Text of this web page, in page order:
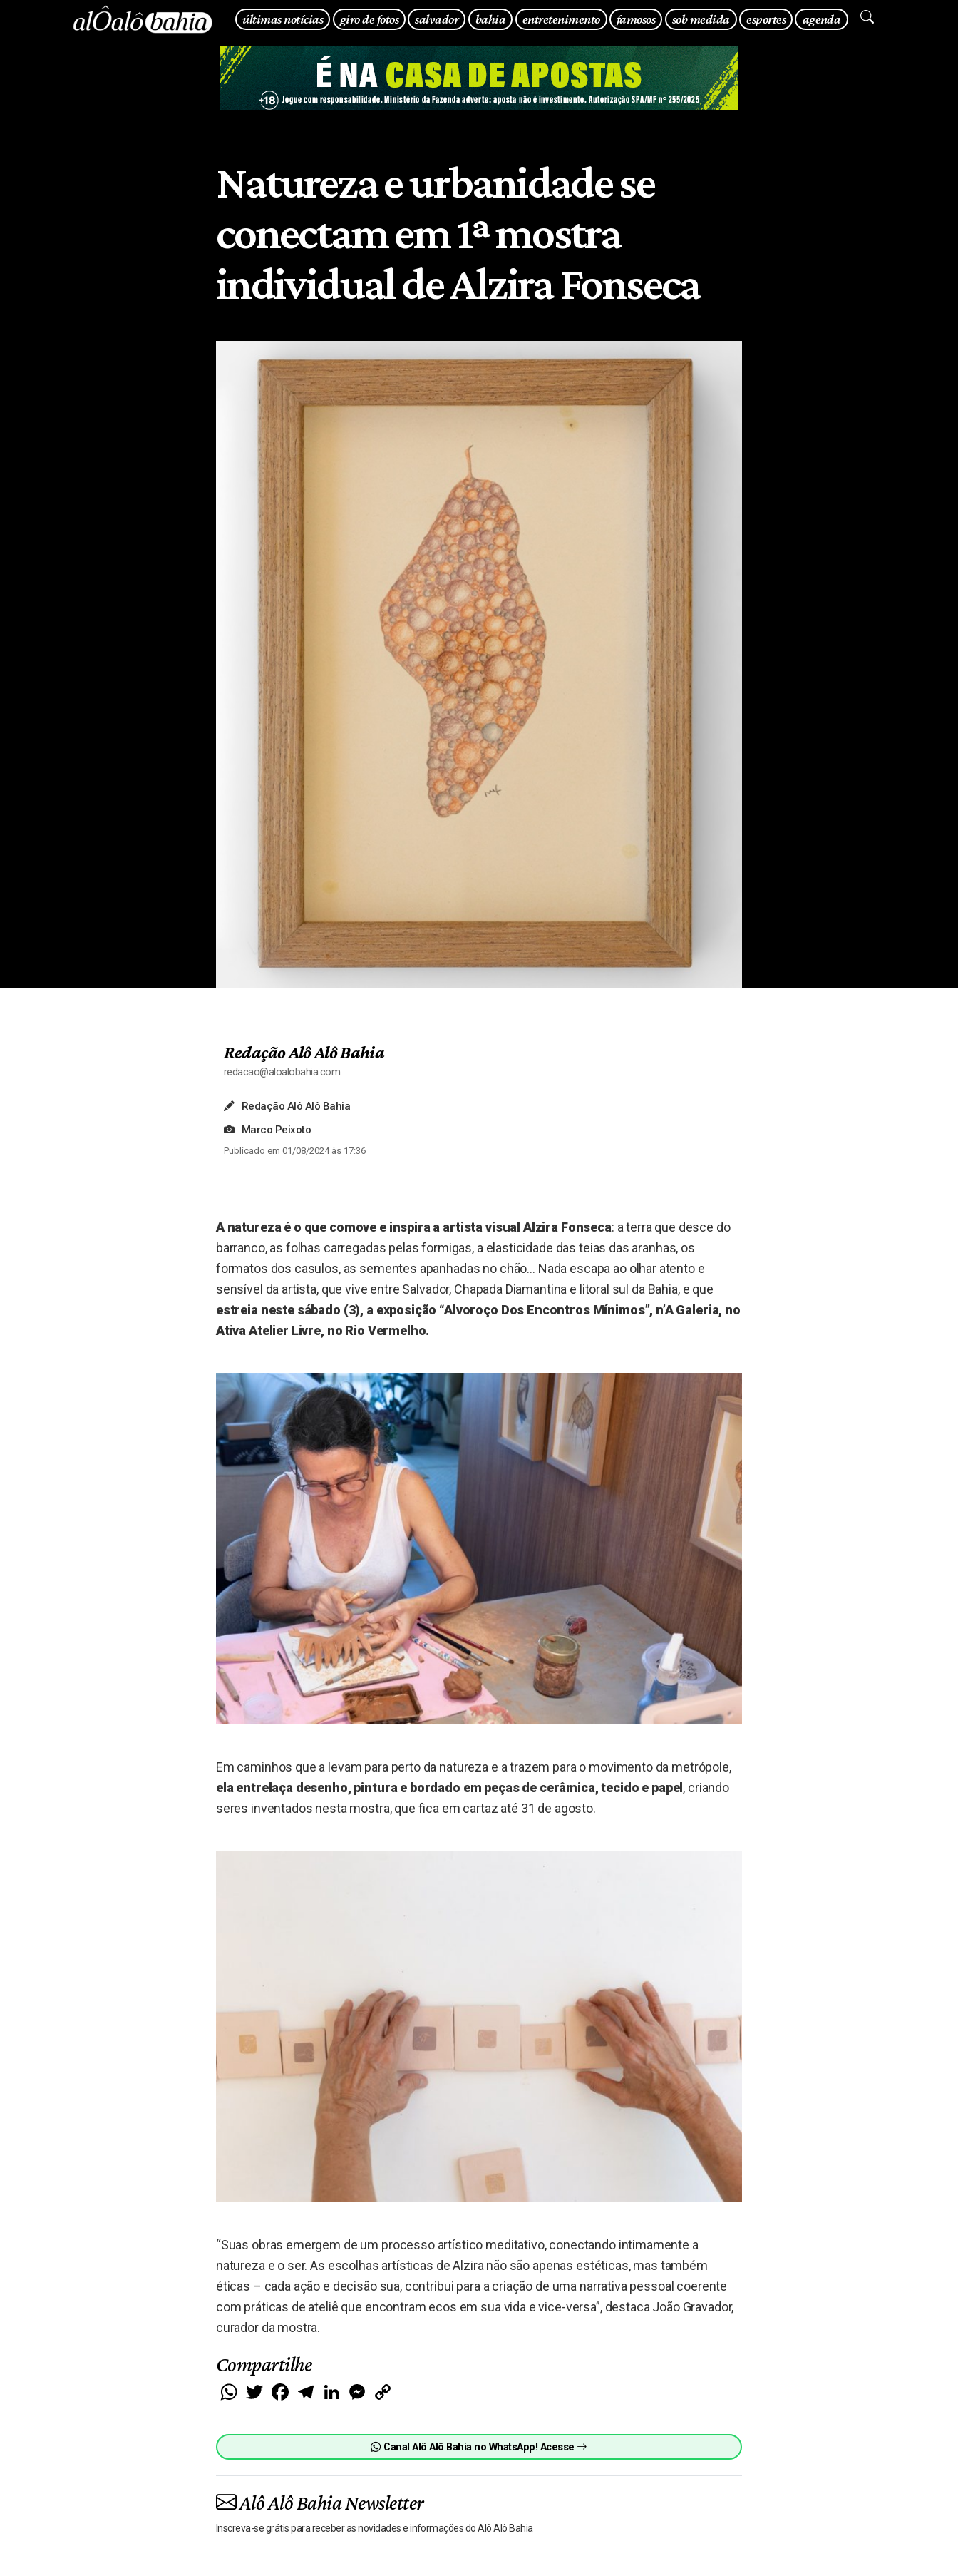
últimas notícias giro de fotos salvador bahia entretenimento famosos sob medida esportes agenda
Natureza e urbanidade se
conectam em 1ª mostra
individual de Alzira Fonseca
Redação Alô Alô Bahia
redacao@aloalobahia.com
Redação Alô Alô Bahia
Marco Peixoto
Publicado em 01/08/2024 às 17:36
A natureza é o que comove e inspira a artista visual Alzira Fonseca: a terra que desce do
barranco, as folhas carregadas pelas formigas, a elasticidade das teias das aranhas, os
formatos dos casulos, as sementes apanhadas no chão… Nada escapa ao olhar atento e
sensível da artista, que vive entre Salvador, Chapada Diamantina e litoral sul da Bahia, e que
estreia neste sábado (3), a exposição “Alvoroço Dos Encontros Mínimos”, n’A Galeria, no
Ativa Atelier Livre, no Rio Vermelho.
Em caminhos que a levam para perto da natureza e a trazem para o movimento da metrópole,
ela entrelaça desenho, pintura e bordado em peças de cerâmica, tecido e papel , criando
seres inventados nesta mostra, que fica em cartaz até 31 de agosto.
“Suas obras emergem de um processo artístico meditativo, conectando intimamente a
natureza e o ser. As escolhas artísticas de Alzira não são apenas estéticas, mas também
éticas – cada ação e decisão sua, contribui para a criação de uma narrativa pessoal coerente
com práticas de ateliê que encontram ecos em sua vida e vice-versa”, destaca João Gravador,
curador da mostra.
Compartilhe
WhatsApp
Twitter FacebookTelegramLinkedIn Messenger
Canal Alô Alô Bahia no WhatsApp! Acesse
Alô Alô Bahia Newsletter
Inscreva-se grátis para receber as novidades e informações do Alô Alô Bahia